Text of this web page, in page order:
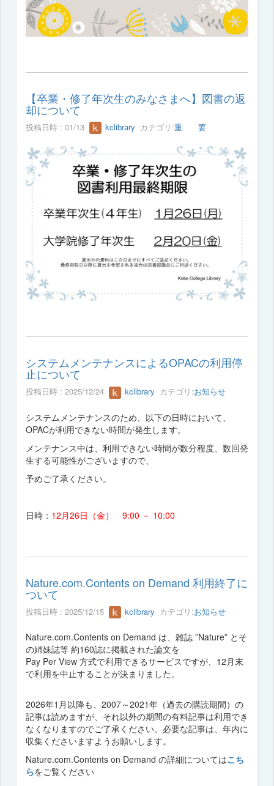
【卒業・修了年次生のみなさまへ】図書の返
却について
投稿日時 : 01/13 kclibrary カテゴリ:重 要
システムメンテナンスによるOPACの利用停
止について
投稿日時 : 2025/12/24 kclibrary カテゴリ:お知らせ
システムメンテナンスのため、以下の日時において、
OPACが利用できない時間が発生します。
メンテナンス中は、利用できない時間が数分程度、数回発
生する可能性がございますので、
予めご了承ください。
日時： 12月26日（金） 9:00 － 10:00
Nature.com.Contents on Demand 利用終了に
ついて
投稿日時 : 2025/12/15 kclibrary カテゴリ:お知らせ
Nature.com.Contents on Demand は、雑誌 ”Nature” とそ
の姉妹誌等 約160誌に掲載された論文を
Pay Per View 方式で利用できるサービスですが、12月末
で利用を中止することが決まりました。
2026年1月以降も、2007～2021年（過去の購読期間）の
記事は読めますが、それ以外の期間の有料記事は利用でき
なくなりますのでご了承ください。必要な記事は、年内に
収集くださいますようお願いします。
Nature.com.Contents on Demand の詳細についてはこち
らをご覧ください